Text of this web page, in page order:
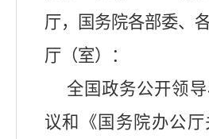
厅，国务院各部委、
厅（室）：
全国政务公开领
议和《国务院办公